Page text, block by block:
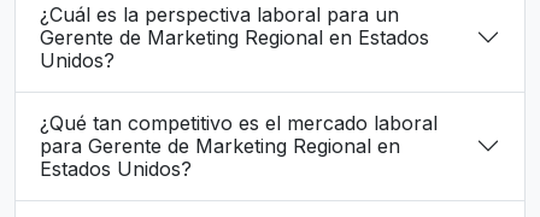
¿Cuál es la perspectiva laboral para un
Gerente de Marketing Regional en Estados
Unidos?
¿Qué tan competitivo es el mercado laboral
para Gerente de Marketing Regional en
Estados Unidos?